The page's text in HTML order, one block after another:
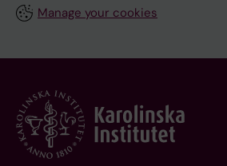
Manage your cookies